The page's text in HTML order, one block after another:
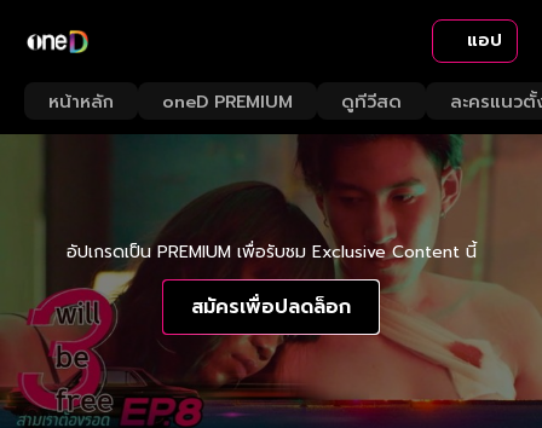
แอป
หน้าหลัก oneD PREMIUM ดูทีวีสด ละครแนวตั้
อัปเกรดเป็น PREMIUM เพื่อรับชม Exclusive Content นี้
สมัครเพื่อปลดล็อก